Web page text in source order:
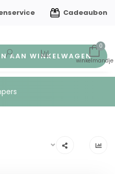
Cadeaubon
0
AAN WINKELWAGEN